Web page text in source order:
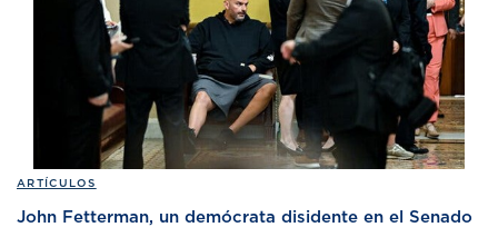
ARTÍCULOS
John Fetterman, un demócrata disidente en el Senado